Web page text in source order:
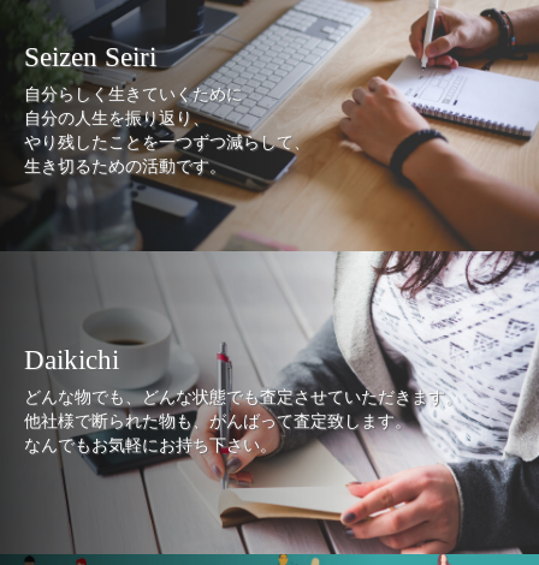
Seizen Seiri
自分らしく生きていくために
自分の人生を振り返り、
やり残したことを一つずつ減らして、
生き切るための活動です。
Daikichi
どんな物でも、どんな状態でも査定させていただきます。
他社様で断られた物も、がんばって査定致します。
なんでもお気軽にお持ち下さい。